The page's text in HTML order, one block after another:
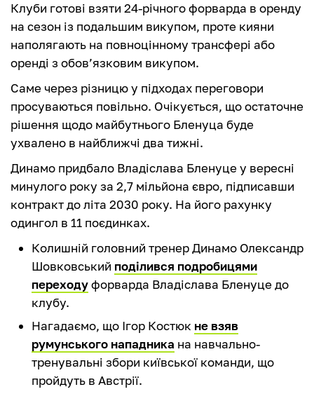
Клуби готові взяти 24-річного форварда в оренду
на сезон із подальшим викупом, проте кияни
наполягають на повноцінному трансфері або
оренді з обов’язковим викупом.
Саме через різницю у підходах переговори
просуваються повільно. Очікується, що остаточне
рішення щодо майбутнього Бленуца буде
ухвалено в найближчі два тижні.
Динамо придбало Владіслава Бленуце у вересні
минулого року за 2,7 мільйона євро, підписавши
контракт до літа 2030 року. На його рахунку
одингол в 11 поєдинках.
Колишній головний тренер Динамо Олександр
Шовковський поділився подробицями
переходуфорварда Владіслава Бленуце до
клубу.
Нагадаємо, що Ігор Костюк не взяв
румунського нападника на навчально-
тренувальні збори київської команди, що
пройдуть в Австрії.